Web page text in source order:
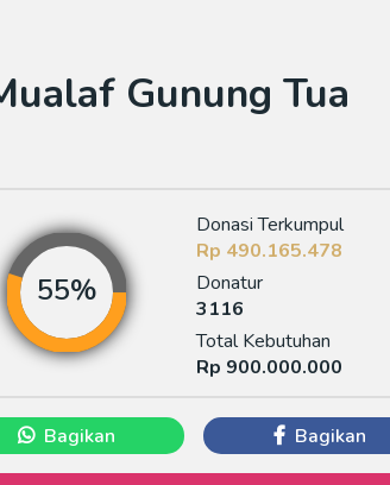
Gunung Tua
Donasi Terkumpul
Rp 490.165.478
Donatur
3116
Total Kebutuhan
Rp 900.000.000
Bagikan Bagikan